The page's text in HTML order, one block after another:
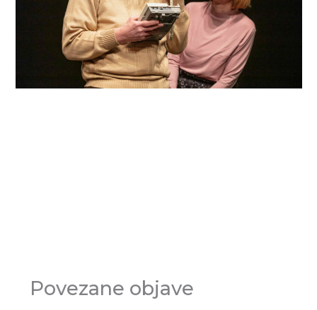
Povezane objave